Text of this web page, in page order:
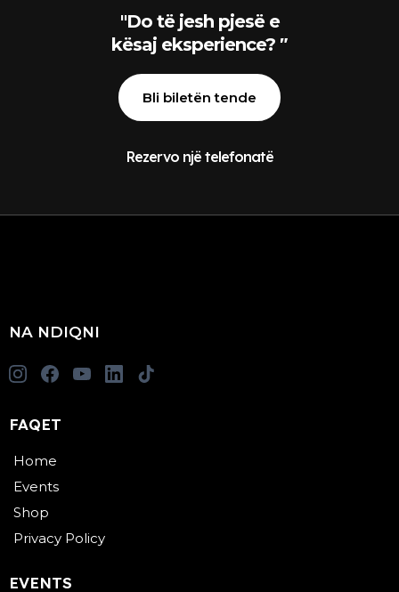
"Do të jesh pjesë e
kësaj eksperience? "
Bli biletën tende
Rezervo një telefonatë
NA NDIQNI
FAQET
Home
Events
Shop
Privacy Policy
EVENTS